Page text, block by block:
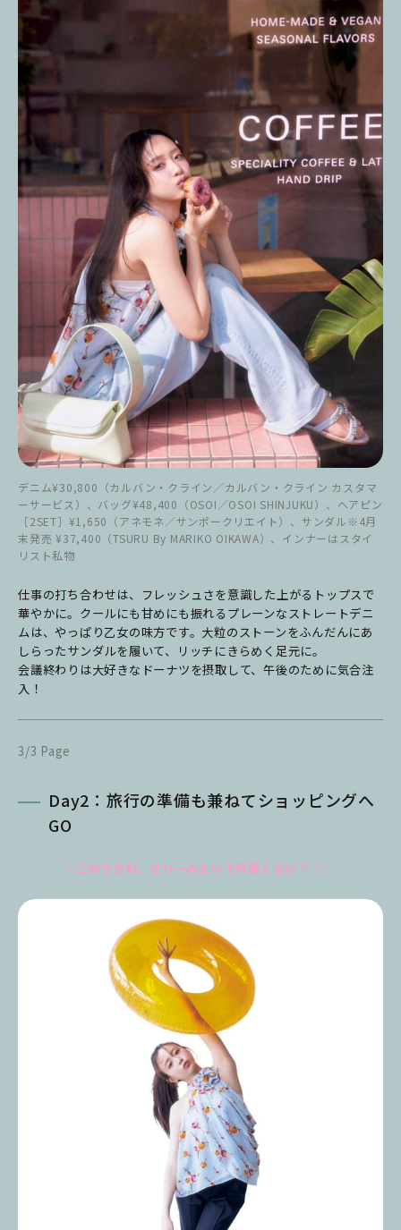
デニム¥30,800（カルバン・クライン／カルバン・クライン カスタマ
ーサービス）、バッグ¥48,400（OSOI／OSOI SHINJUKU）、ヘアピン
［2SET］¥1,650（アネモネ／サンポークリエイト）、サンダル※4月
末発売 ¥37,400（TSURU By MARIKO OIKAWA）、インナーはスタイ
リスト私物
仕事の打ち合わせは、フレッシュさを意識した上がるトップスで
華やかに。クールにも甘めにも振れるプレーンなストレートデニ
ムは、やっぱり乙女の味方です。大粒のストーンをふんだんにあ
しらったサンダルを履いて、リッチにきらめく足元に。
会議終わりは大好きなドーナツを摂取して、午後のために気合注
入！
3/3 Page
Day2：旅行の準備も兼ねてショッピングへ
GO
＼このうきわ、ゼリーみたいで可愛くない？ ♡／